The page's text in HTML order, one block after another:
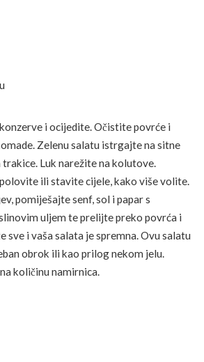
i ocijedite. Očistite povrće i
Zelenu salatu istrgajte na sitne
Luk narežite na kolutove.
ili stavite cijele, kako više volite.
pomiješajte senf, sol i papar s
uljem te prelijte preko povrća i
sve i vaša salata je spremna. Ovu salatu
obrok ili kao prilog nekom jelu.
količinu namirnica.